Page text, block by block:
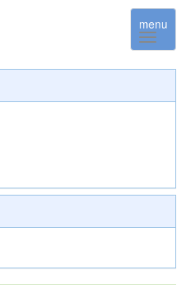
menu